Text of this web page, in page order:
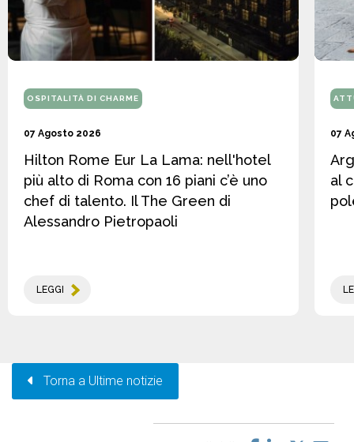
OSPITALITÀ DI CHARME
07 Agosto 2026
Hilton Rome Eur La Lama: nell'hotel
più alto di Roma con 16 piani c’è uno
chef di talento. Il The Green di
Alessandro Pietropaoli
LEGGI
07
al
Torna a Ultime notizie